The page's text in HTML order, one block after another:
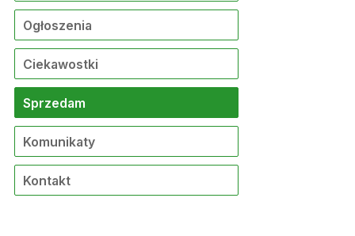
Ogłoszenia
Ciekawostki
Sprzedam
Komunikaty
Kontakt